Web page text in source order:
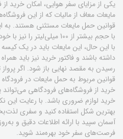
یکی از مزایای سفر هوایی، امکان خرید
مایعات معاف از مالیات که از این
قوانین حمل مایعات مستثنی هستند. به
با حجم بیشتر از 100 میلی‌لیتر را نیز با خود به داخل هواپیما ببرید.
با این حال، این مایعات باید در یک
داشته باشند و فاکتور خرید نیز باید
رسیدن به مقصد نهایی باز شود. اگر پرواز
قوانین مربوط به حمل مایعات در
خرید از فروشگاه‌های فرودگاهی می‌تواند
خرید لوازم ضروری باشد. با رعایت این
بهترین شکل استفاده کنید و سفری
آسمان سپید با ارائه اطلاعات دقیق و
فرصت‌های سفر خود بهره‌مند شوید.